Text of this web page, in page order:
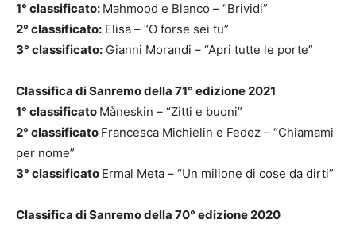
1° classificato: Mahmood e Blanco – “Brividi”
2° classificato: Elisa – “O forse sei tu”
3° classificato: Gianni Morandi – “Apri tutte le porte”
Classifica di Sanremo della 71° edizione 2021
1° classificato Måneskin – “Zitti e buoni”
2° classificato Francesca Michielin e Fedez – “Chiamami
per nome”
3° classificato Ermal Meta – “Un milione di cose da dirti”
Classifica di Sanremo della 70° edizione 2020